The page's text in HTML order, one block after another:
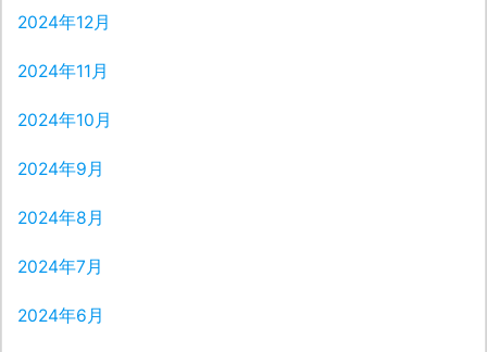
2024年12月
2024年11月
2024年10月
2024年9月
2024年8月
2024年7月
2024年6月